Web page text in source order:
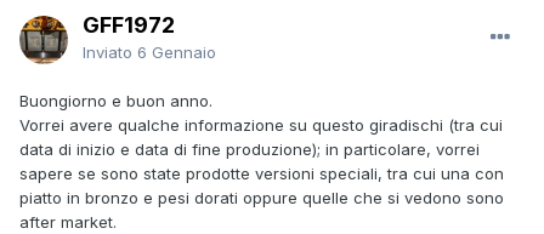
GFF1972
Inviato 6 Gennaio
Buongiorno e buon anno.
Vorrei avere qualche informazione su questo giradischi (tra cui
data di inizio e data di fine produzione); in particolare, vorrei
sapere se sono state prodotte versioni speciali, tra cui una con
piatto in bronzo e pesi dorati oppure quelle che si vedono sono
after market.